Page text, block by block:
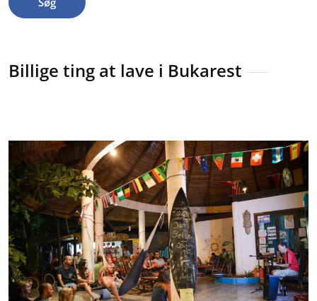
Billige ting at lave i Bukarest